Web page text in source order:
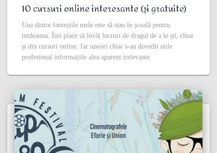
10 cursuri online interesante (și gratuite)
Una dintre fanteziile mele este să stau în școală pentru
totdeauna. Îmi place să învăț lucruri de dragul de a le ști, chiar
și din cursuri online. Iar uneori chiar s-au dovedit utile
profesional informațiile alea aparent irelevante.